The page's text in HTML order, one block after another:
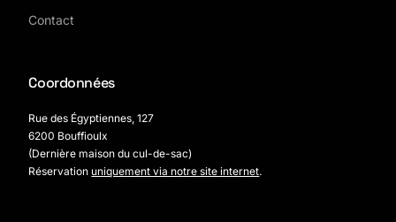
Contact
Coordonnées
Rue des Égyptiennes, 127
6200 Bouffioulx
(Dernière maison du cul-de-sac)
Réservation uniquement via notre site internet.